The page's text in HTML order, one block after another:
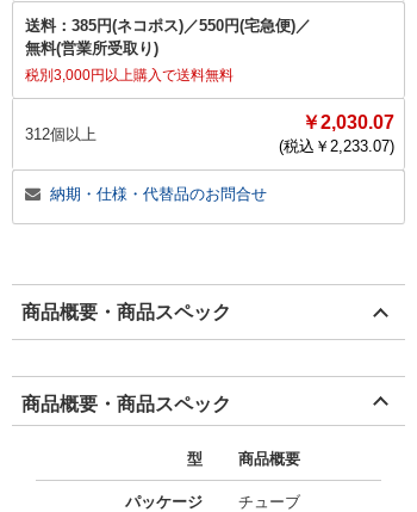
送料： 385円(ネコポス)／550円(宅急便)／
無料(営業所受取り)
税別3,000円以上購入で送料無料
312個以上
￥2,030.07
(税込￥ 2,233.07)
納期・仕様・代替品のお問合せ
商品概要・商品スペック
商品概要・商品スペック
型 商品概要
パッケージ チューブ